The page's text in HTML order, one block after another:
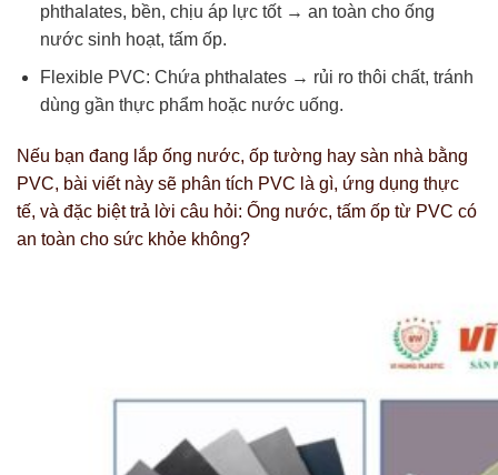
phthalates, bền, chịu áp lực tốt → an toàn cho ống
nước sinh hoạt, tấm ốp.
Flexible PVC: Chứa phthalates → rủi ro thôi chất, tránh
dùng gần thực phẩm hoặc nước uống.
Nếu bạn đang lắp ống nước, ốp tường hay sàn nhà bằng
PVC, bài viết này sẽ phân tích PVC là gì, ứng dụng thực
tế, và đặc biệt trả lời câu hỏi: Ống nước, tấm ốp từ PVC có
an toàn cho sức khỏe không?